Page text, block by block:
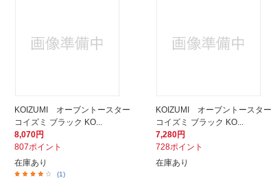
KOIZUMI オーブントースター
コイズミ ブラック KO...
8,070円
807ポイント
在庫あり
(1)
KOIZUMI オーブントースター
コイズミ ブラック KO...
7,280円
728ポイント
在庫あり